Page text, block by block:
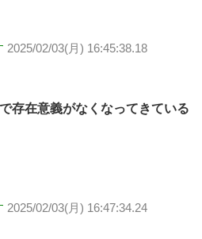
2025/02/03(月) 16:45:38.18
存在意義がなくなってきている
2025/02/03(月) 16:47:34.24